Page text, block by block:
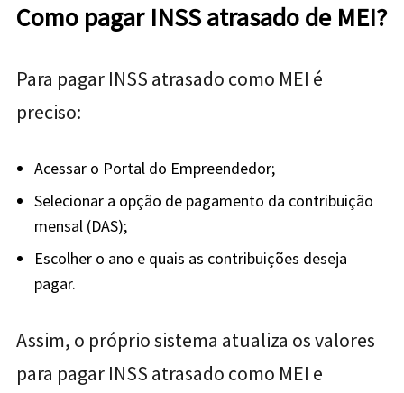
Como pagar INSS atrasado de MEI?
Para pagar INSS atrasado como MEI é
preciso:
Acessar o Portal do Empreendedor;
Selecionar a opção de pagamento da contribuição
mensal (DAS);
Escolher o ano e quais as contribuições deseja
pagar.
Assim, o próprio sistema atualiza os valores
para pagar INSS atrasado como MEI e